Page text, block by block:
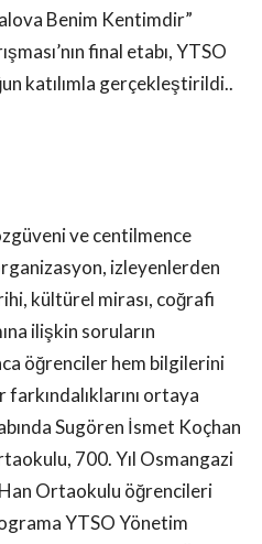
Benim Kentimdir”
final etabı, YTSO
katılımla gerçekleştirildi..
ve centilmence
izleyenlerden
kültürel mirası, coğrafi
ilişkin soruların
öğrenciler hem bilgilerini
ortaya
Sugören İsmet Koçhan
700. Yıl Osmangazi
Ortaokulu öğrencileri
YTSO Yönetim